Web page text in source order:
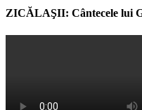
ZICĂLAŞII: Cântecele lui